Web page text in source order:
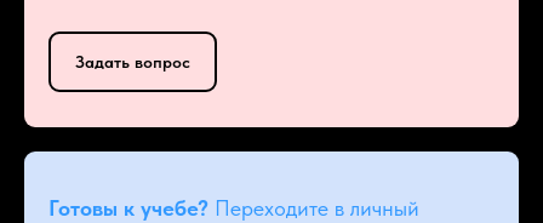
Задать вопрос
Готовы к учебе? Переходите в личный